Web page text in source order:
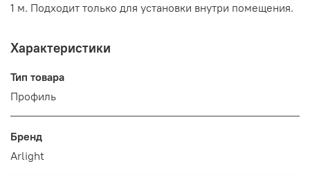
1 м. Подходит только для установки внутри помещения.
Характеристики
Тип товара
Профиль
Бренд
Arlight